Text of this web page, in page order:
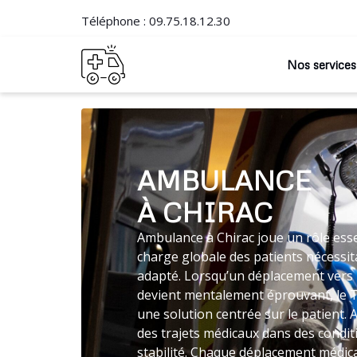
Téléphone : 09.75.18.12.30
Nos services
AMBULANCE
À CHIRAC
Ambulance à Chirac joue un rôle
charge globale des patients
adapté. Lorsqu’un déplacement
devient mentalement éprouvant, le
une solution centrée sur le patient.
des trajets médicaux dans des
stabilité. Chaque déplacement